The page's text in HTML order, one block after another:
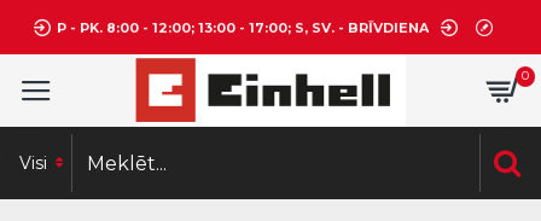
P - PK. 8:00 - 12:00; 13:00 - 17:00; S, SV. - BRĪVDIENA
0
Visi